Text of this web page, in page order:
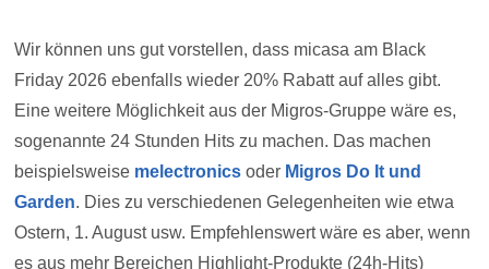
Wir können uns gut vorstellen, dass micasa am Black
Friday 2026 ebenfalls wieder 20% Rabatt auf alles gibt.
Eine weitere Möglichkeit aus der Migros-Gruppe wäre es,
sogenannte 24 Stunden Hits zu machen. Das machen
beispielsweise melectronics oder Migros Do It und
Garden. Dies zu verschiedenen Gelegenheiten wie etwa
Ostern, 1. August usw. Empfehlenswert wäre es aber, wenn
es aus mehr Bereichen Highlight-Produkte (24h-Hits)